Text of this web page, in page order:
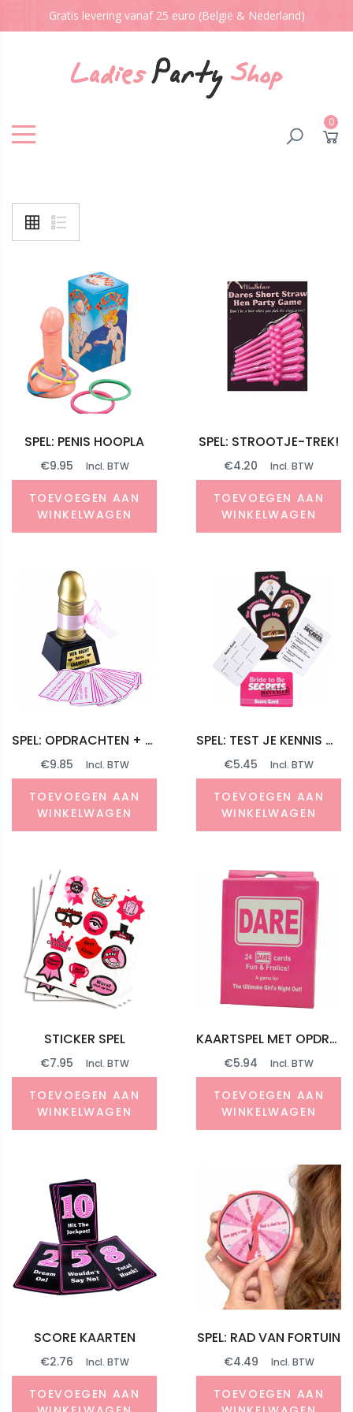
Gratis levering vanaf 25 euro (België & Nederland)
0
SPEL: PENIS HOOPLA
€9.95 Incl. BTW
TOEVOEGEN AAN
WINKELWAGEN
SPEL: STROOTJE-TREK!
€4.20 Incl. BTW
TOEVOEGEN AAN
WINKELWAGEN
SPEL: OPDRACHTEN + TROFEE
€9.85 Incl. BTW
TOEVOEGEN AAN
WINKELWAGEN
SPEL: TEST JE KENNIS OVER DE TOEKOMSTIGE BRUID!
€5.45 Incl. BTW
TOEVOEGEN AAN
WINKELWAGEN
STICKER SPEL
€7.95 Incl. BTW
TOEVOEGEN AAN
WINKELWAGEN
KAARTSPEL MET OPDRACHTEN
€5.94 Incl. BTW
TOEVOEGEN AAN
WINKELWAGEN
SCORE KAARTEN
€2.76 Incl. BTW
TOEVOEGEN AAN
SPEL: RAD VAN FORTUIN
€4.49 Incl. BTW
TOEVOEGEN AAN